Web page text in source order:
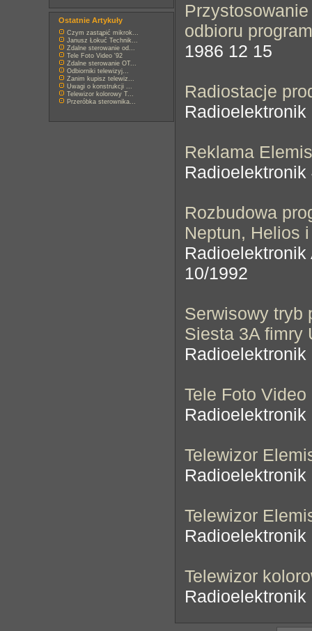
Ostatnie Artykuły
Czym zastąpić mikrok...
Janusz Łokuć Technik...
Zdalne sterowanie od...
Tele Foto Video '92
Zdalne sterowanie OT...
Odbiorniki telewizyj...
Zanim kupisz telewiz...
Uwagi o konstrukcji ...
Telewizor kolorowy T...
Przeróbka sterownika...
odbioru
1986 12 15
Radiostacje
Radioelektronik
Reklama Elemis
Radioelektronik
Rozbudowa
Neptun, Helios
10/1992
Serwisowy tryb
Siesta 3A fimry
Tele Foto Video
Radioelektronik
Telewizor
Radioelektronik
Telewizor
Radioelektronik
Telewizor
Radioelektronik